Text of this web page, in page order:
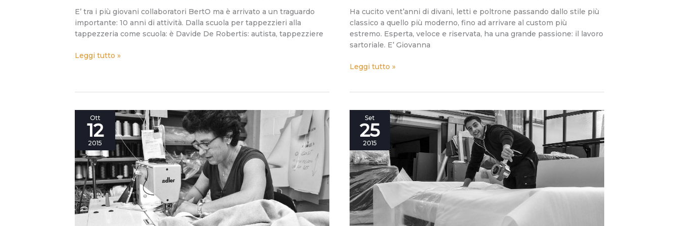
E’ tra i più giovani collaboratori BertO ma è arrivato a un traguardo
importante: 10 anni di attività. Dalla scuola per tappezzieri alla
tappezzeria come scuola: è Davide De Robertis: autista, tappezziere
Leggi tutto »
Ha cucito vent’anni di divani, letti e poltrone passando dallo stile più
classico a quello più moderno, fino ad arrivare al custom più
estremo. Esperta, veloce e riservata, ha una grande passione: il lavoro
sartoriale. E’ Giovanna
Leggi tutto »
Ott
12
2015
#Berto40:
Serafina
Gallo
scultrice
di
divani
in
real
time.
Set
25
2015
BertO40:
Fabio
Mirabella,
un’azienda
dentro
una
scatola.